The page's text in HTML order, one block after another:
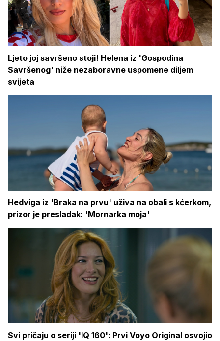
Ljeto joj savršeno stoji! Helena iz 'Gospodina
Savršenog' niže nezaboravne uspomene diljem
svijeta
Hedviga iz 'Braka na prvu' uživa na obali s kćerkom,
prizor je presladak: 'Mornarka moja'
Svi pričaju o seriji 'IQ 160': Prvi Voyo Original osvojio